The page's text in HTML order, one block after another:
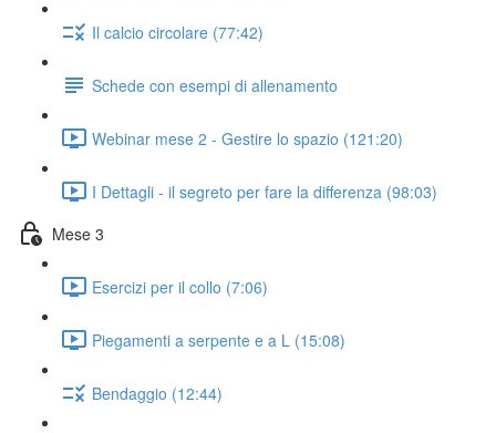
Il calcio circolare (77:42)
Schede con esempi di allenamento
Webinar mese 2 - Gestire lo spazio (121:20)
I Dettagli - il segreto per fare la differenza (98:03)
Mese 3
Esercizi per il collo (7:06)
Piegamenti a serpente e a L (15:08)
Bendaggio (12:44)